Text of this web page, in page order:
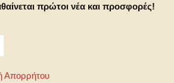
πρώτοι νέα και προσφορές!
Απορρήτου